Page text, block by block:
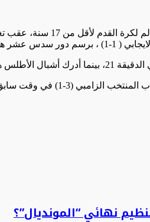
من اللقاء (د 90).
في وقت سابق من هذا اليوم.
نهائي “المونديال”؟